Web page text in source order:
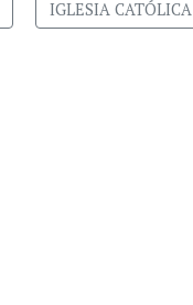
IGLESIA CATÓLICA